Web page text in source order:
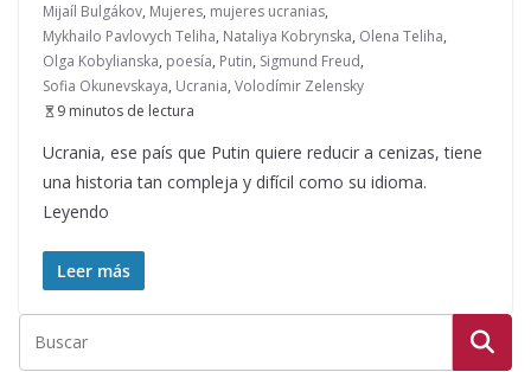
Mijaíl Bulgákov, Mujeres, mujeres ucranias,
Mykhailo Pavlovych Teliha, Nataliya Kobrynska, Olena Teliha,
Olga Kobylianska, poesía, Putin, Sigmund Freud,
Sofia Okunevskaya, Ucrania, Volodímir Zelensky
9 minutos de lectura
Ucrania, ese país que Putin quiere reducir a cenizas, tiene
una historia tan compleja y difícil como su idioma.
Leyendo
Leer más